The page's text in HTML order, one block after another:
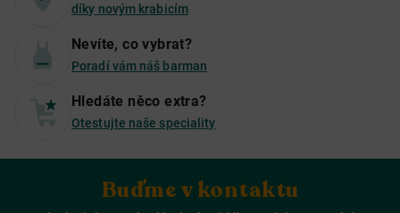
díky novým krabicím
Nevíte, co vybrat?
Poradí vám náš barman
Hledáte něco extra?
Otestujte naše speciality
Buďme v kontaktu